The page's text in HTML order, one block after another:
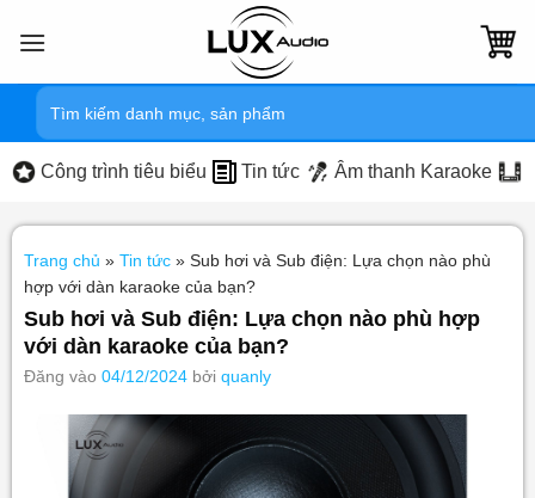
qua
Tìm
kiếm:
Công trình tiêu biểu Tin tức Âm thanh Karaoke
Trang chủ » Tin tức» Sub hơi và Sub điện: Lựa chọn nào phù
hợp với dàn karaoke của bạn?
Sub hơi và Sub điện: Lựa chọn nào phù hợp
với dàn karaoke của bạn?
Đăng vào 04/12/2024 bởi quanly